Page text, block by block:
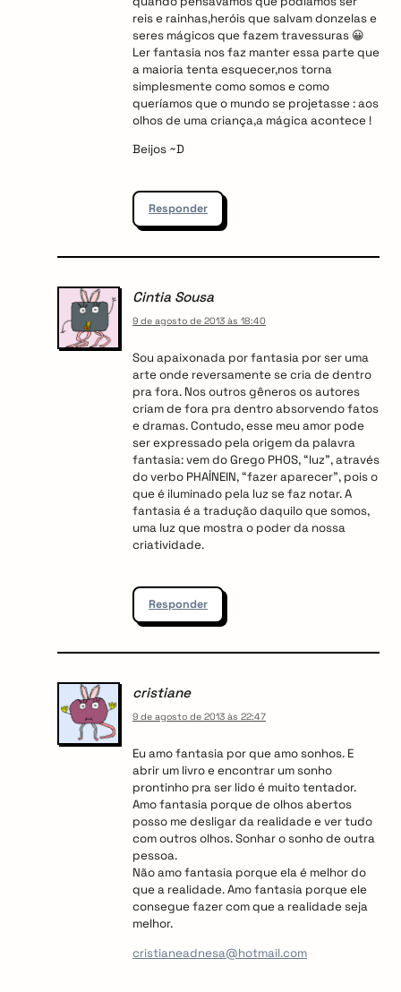
reis e rainhas,heróis que salvam donzelas e
seres mágicos que fazem travessuras 😀
Ler fantasia nos faz manter essa parte que
a maioria tenta esquecer,nos torna
simplesmente como somos e como
queríamos que o mundo se projetasse : aos
olhos de uma criança,a mágica acontece !
Beijos ~D
Responder
Cintia Sousa
9 de agosto de 2013 às 18:40
Sou apaixonada por fantasia por ser uma
arte onde reversamente se cria de dentro
pra fora. Nos outros gêneros os autores
criam de fora pra dentro absorvendo fatos
e dramas. Contudo, esse meu amor pode
ser expressado pela origem da palavra
fantasia: vem do Grego PHOS, “luz”, através
do verbo PHAÍNEIN, “fazer aparecer”, pois o
que é iluminado pela luz se faz notar. A
fantasia é a tradução daquilo que somos,
uma luz que mostra o poder da nossa
criatividade.
Responder
cristiane
9 de agosto de 2013 às 22:47
Eu amo fantasia por que amo sonhos. E
abrir um livro e encontrar um sonho
prontinho pra ser lido é muito tentador.
Amo fantasia porque de olhos abertos
posso me desligar da realidade e ver tudo
com outros olhos. Sonhar o sonho de outra
pessoa.
Não amo fantasia porque ela é melhor do
que a realidade. Amo fantasia porque ele
consegue fazer com que a realidade seja
melhor.
cristianeadnesa@hotmail.com